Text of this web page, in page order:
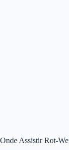
Onde Assistir Rot-